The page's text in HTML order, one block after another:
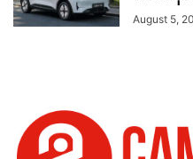
August 5,